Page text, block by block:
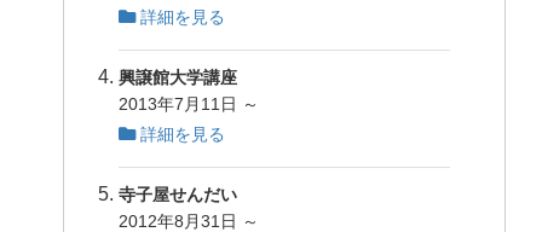
詳細を見る
興譲館大学講座
2013年7月11日 ～
詳細を見る
寺子屋せんだい
2012年8月31日 ～